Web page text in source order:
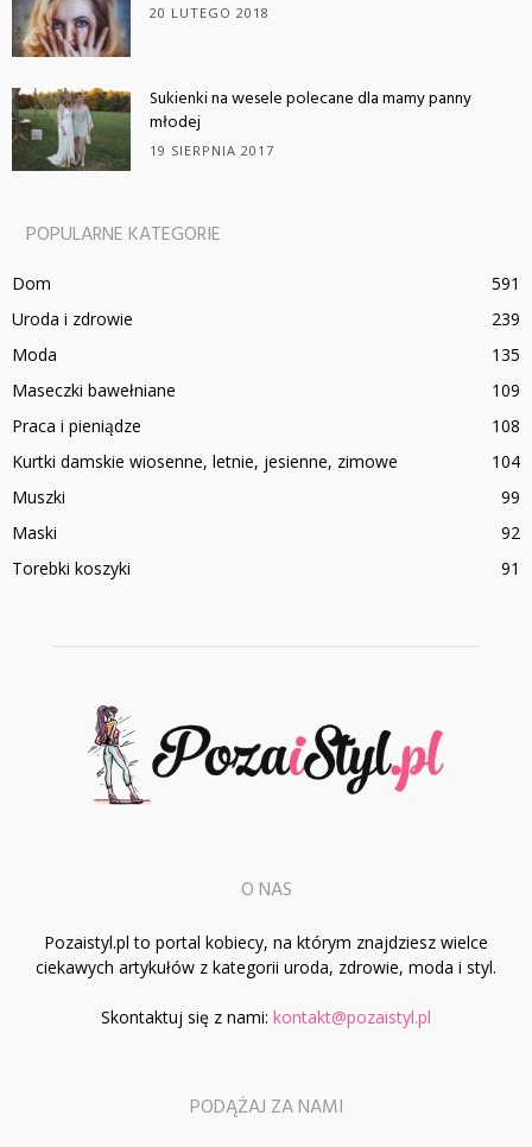
20 LUTEGO 2018
Sukienki na wesele polecane dla mamy panny
młodej
19 SIERPNIA 2017
POPULARNE KATEGORIE
Dom
591
Uroda i zdrowie
239
Moda
135
Maseczki bawełniane
109
Praca i pieniądze
108
Kurtki damskie wiosenne, letnie, jesienne, zimowe
104
Muszki
99
Maski
92
Torebki koszyki
91
O NAS
Pozaistyl.pl to portal kobiecy, na którym znajdziesz wielce
ciekawych artykułów z kategorii uroda, zdrowie, moda i styl.
Skontaktuj się z nami: kontakt@pozaistyl.pl
PODĄŻAJ ZA NAMI